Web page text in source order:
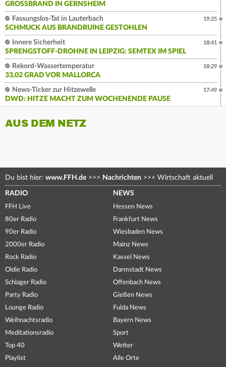
GROSSBRAND IN GERNSHEIM
Fassungslos-Tat in Lauterbach
SCHMUCK AUS BRANDRUINE GESTOHLEN
19:25
Innere Sicherheit
SPRENGSTOFF-DROHNE IN LEIPZIG: SEMTEX IM SPIEL
18:41
Rekord-Wassertemperatur
33,02 GRAD VOR MALLORCA
18:29
News-Ticker zur Hitzewelle
DWD: HITZE MACHT ZUM WOCHENENDE PAUSE
17:49
AUS DEM NETZ
Du bist hier: www.FFH.de >>> Nachrichten >>> Wirtschaft aktuell
RADIO
FFH Live
80er Radio
90er Radio
2000er Radio
Rock Radio
Oldie Radio
Schlager Radio
Party Radio
Lounge Radio
Weihnachtsradio
Meditationsradio
Top 40
Playlist
NEWS
Hessen News
Frankfurt News
Wiesbaden News
Mainz News
Kassel News
Darmstadt News
Offenbach News
Gießen News
Fulda News
Bayern News
Sport
Wetter
Alle Orte